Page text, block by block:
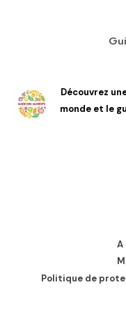
Découvrez
monde et le
A
Politique de